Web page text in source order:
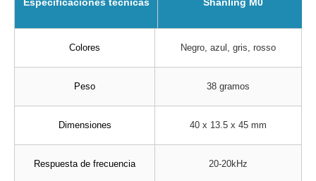
Colores Negro, azul, gris, rosso
Peso 38 gramos
Dimensiones 40 x 13.5 x 45 mm
Respuesta de frecuencia 20-20kHz